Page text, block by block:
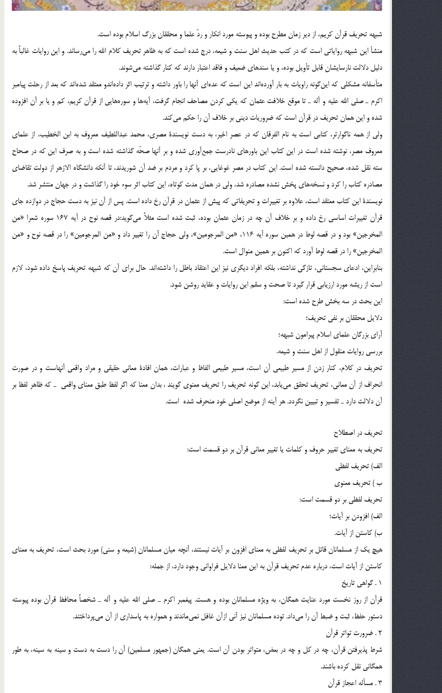
شبهه تحريف قرآن كريم، از دير زمان مطرح بوده و پيوسته مورد انكار و ردّ علما و محققان بزرگ اسلام بوده است.
منشأ اين شبهه رواياتي است كه در كتب حديث اهل سنت و شيعه، درج شده است كه به ظاهر تحريف كلام الله را مي‌رساند. و اين روايات غالباً به
دليل دلالت نارسايشان قابل تأويل بوده، و يا سندهاي ضعيف و فاقد اعتبار دارند كه كنار گذاشته مي‌شوند.
متأسفانه مشكلي كه اين‌گونه راويات به بار آورده‌اند اين است كه عده‌اي آنها را باور داشته‌ و ترتيب اثر داده‌اندو معتقد شده‌اند كه بعد از رحلت پيامبر
اكرم ـ صلي الله عليه و آله ـ تا موقع خلافت عثمان كه يكي كردن مصاحف انجام گرفت، آيه‌ها و سوره‌هايي از قرآن كريم، كم و يا بر آن افزوده
شده و اين همان تحريف در قرآن است كه ضروريات ديني بر خلاف آن را حكم مي‌كند.
ولي از همه ناگوارتر، كتابي است به نام الفرقان كه در عصر اخير، به دست نويسندة مصري، محمد عبداللطيف معروف به ابن الخطيب، از علماي
معروف مصر، نوشته شده است در اين كتاب اين باورهاي نادرست جمع‌آوري شده و بر آنها صحّه گذاشته شده است و به صرف اين كه در صحاح
سته نقل شده، صحيح دانسته شده است. اين كتاب در مصر غوغايي، بر پا كرد و مردم بر ضد آن شوريدند، تا آنكه دانشگاه الازهر از دولت‌ تقاضاي
مصادره كتاب را كرد و نسخه‌هاي پخش نشده مصادره شد،‌ ولي در همان مدت كوتاه، اين كتاب اثر سوء خود را گذاشت و در جهان منتشر ‌شد.
نويسندة اين كتاب معتقد است، علاوه بر تغييرات و تحريفاتي كه پيش از عثمان در قرآن رخ داده است. پس از آن نيز به دست حجاج در دوازده جاي
قرآن تغييرات اساسي رخ داده و بر خلاف آن چه در زمان عثمان بوده، ‌ثبت شده است مثلاً مي‌گويد:‌در قصه نوح در آيه 167 سوره شعرا «من
المخرجين» بود و در قصه لوط در همين سوره آيه 116، «من المرجومين»، ولي حجاج آن را تغيير داد و «من المرجومين» را در قصه نوح و «من
المخرجين» را در قصه لوط آورد كه اكنون بر همين منوال است.
بنابراين، ادعاي سجستاني، تازگي نداشته، بلكه افراد ديگري نيز اين اعتقاد باطل را داشته‌اند. حال براي آن كه شبهه تحريف پاسخ داده شود، لازم
است از ريشه مورد ارزيابي قرار گيرد تا صحت و سقم اين روايات و عقايد روشن شود.
اين بحث در سه بخش طرح شده است:‌
دلايل محققان بر نفي تحريف؛
آراي بزرگان علماي اسلام پيرامون شبهه؛
بررسي روايات منقول از اهل سنت و شيعه.
تحريف در كلام، كنار زدن از مسير طبيعي آن است، مسير طبيعي الفاظ و عبارات،‌ همان افادة معاني حقيقي و مراد واقعي آنهاست و در صورت
انحراف از آن معاني، تحريف تحقق مي‌يابد، اين گونه تحريف را تحريف معنوي ‌گويند ، بدان معنا كه اگر لفظ طبق معناي واقعي ـ كه ظاهر لفظ بر
آن دلالت دارد ـ تفسير و تبيين نگردد. هر آينه از موضع‌ اصلي خود منحرف شده است.
تحريف در اصطلاح
تحريف به معناي تغيير حروف و كلمات يا تغيير معاني قرآن بر دو قسمت است:
الف) تحريف لفظي
ب ) تحريف معنوي
تحريف لفظي بر دو قسمت است:
الف) افزودن بر آيات؛
ب) كاستن از آيات.
هيچ يك از مسلمانان قائل بر تحريف لفظي به معناي افزون بر آيات نيستند، آنچه ميان مسلمانان (شيعه و سني) مورد بحث است، تحريف به معناي
كاستن از آيات است، درباره عدم تحريف قرآن به اين معنا دلايل فراواني وجود دارد، از جمله:
1 . گواهي تاريخ
قرآن از روز نخست مورد عنايت همگان، به ويژه مسلمانان بوده و هست. پيغمبر اكرم ـ صلي الله عليه و آله ـ شخصاً محافظ قرآن بوده پيوسته
دستور حفظ، ثبت و ضبط آن را مي‌داد. توده مسلمانان نيز آني ازآن غافل نمي‌ماندند و همواره به پاسداري از آن مي‌پرداختند.
2 . ضرورت تواتر قرآن
شرط پذيرفتن قرآن، چه در كل و چه در بعض، متواتر بودن آن است. يعني همگان (جمهور مسلمين) آن را دست به دست و سينه به سينه، به طور
همگاني نقل كرده باشند.
3 . مسأله اعجاز قرآن